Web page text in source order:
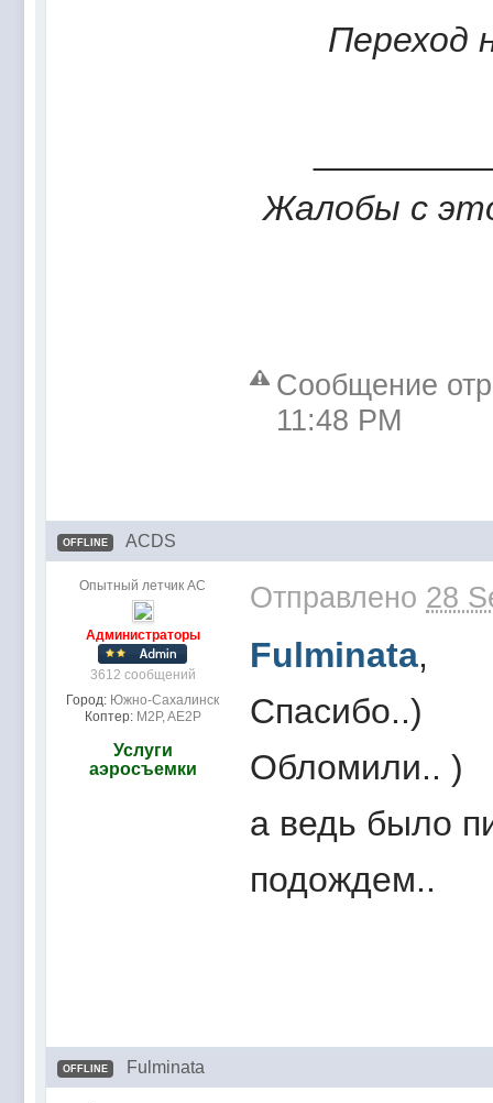
Переход
Жалобы с
Сообщение
11:48 PM
OFFLINE ACDS
Опытный летчик АС
Администраторы
3612 сообщений
Город: Южно-Сахалинск
Коптер: M2P, AE2P
Услуги
аэросъемки
Отправлено 28
Fulminata,
Спасибо..)
Обломили.. )
а ведь было
подождем..
OFFLINE Fulminata